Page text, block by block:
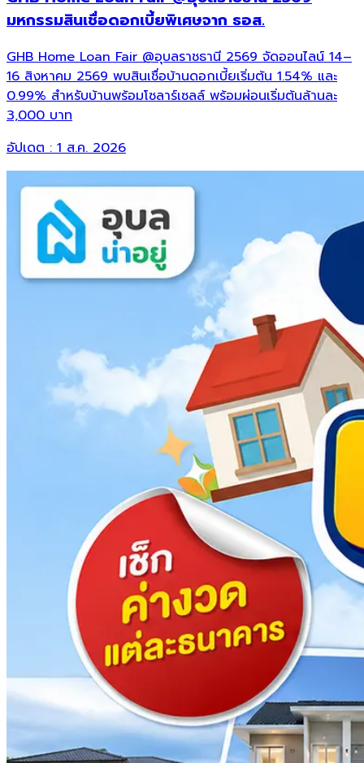
มหกรรมสินเชื่อดอกเบี้ยพิเศษจาก ธอส.
GHB Home Loan Fair @อุบลราชธานี 2569 จัดออนไลน์ 14–
16 สิงหาคม 2569 พบสินเชื่อบ้านดอกเบี้ยเริ่มต้น 1.54% และ
0.99% สำหรับบ้านพร้อมโซลาร์เซลล์ พร้อมผ่อนเริ่มต้นล้านละ
3,000 บาท
อัปเดต : 1 ส.ค. 2026